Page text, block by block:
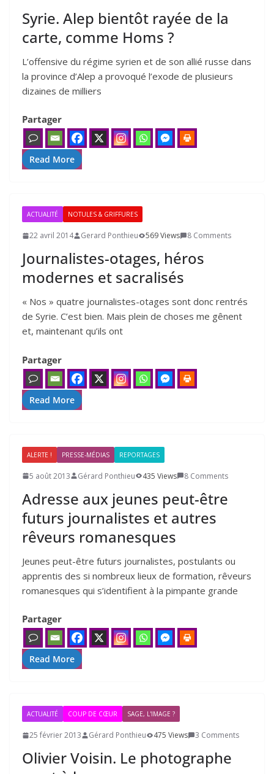
Syrie. Alep bientôt rayée de la
carte, comme Homs ?
L’offensive du régime syrien et de son allié russe dans
la pro­vince d’Alep a pro­vo­qué l’exode de plu­sieurs
dizaines de mil­liers
Partager
Read More
ACTUALITÉ NOTULES & GRIFFURES
22 avril 2014 Gerard Ponthieu 569 Views 8 Comments
Journalistes-otages, héros
modernes et sacralisés
« Nos » quatre jour­na­listes-otages sont donc ren­trés
de Syrie. C’est bien. Mais plein de choses me gênent
et, main­te­nant qu’ils ont
Partager
Read More
ALERTE ! PRESSE-MÉDIAS REPORTAGES
5 août 2013 Gérard Ponthieu 435 Views 8 Comments
Adresse aux jeunes peut-être
futurs journalistes et autres
rêveurs romanesques
Jeunes peut-être futurs jour­na­listes, pos­tu­lants ou
appren­tis des si nom­breux lieux de for­ma­tion, rêveurs
roma­nesques qui s’identifient à la pim­pante grande
Partager
Read More
ACTUALITÉ COUP DE CŒUR SAGE, L'IMAGE ?
25 février 2013 Gérard Ponthieu 475 Views 3 Comments
Olivier Voisin. Le photographe